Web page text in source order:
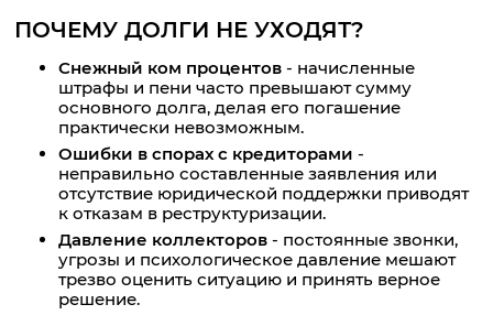
ПОЧЕМУ ДОЛГИ НЕ УХОДЯТ?
Снежный ком процентов - начисленные
штрафы и пени часто превышают сумму
основного долга, делая его погашение
практически невозможным.
Ошибки в спорах с кредиторами -
неправильно составленные заявления или
отсутствие юридической поддержки приводят
к отказам в реструктуризации.
Давление коллекторов - постоянные звонки,
угрозы и психологическое давление мешают
трезво оценить ситуацию и принять верное
решение.